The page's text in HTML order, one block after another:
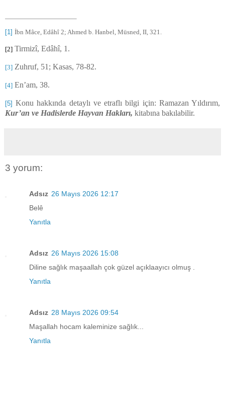
[1] İbn Mâce, Edâhî 2; Ahmed b. Hanbel, Müsned, II, 321.
[2] Tirmizî, Edâhî, 1.
[3] Zuhruf, 51; Kasas, 78-82.
[4] En’am, 38.
[5] Konu hakkında detaylı ve etraflı bilgi için: Ramazan Yıldırım,
Kur’an ve Hadislerde Hayvan Hakları, kitabına bakılabilir.
3 yorum:
Adsız 26 Mayıs 2026 12:17
Belê
Yanıtla
Adsız 26 Mayıs 2026 15:08
Diline sağlık maşaallah çok güzel açıklaayıcı olmuş .
Yanıtla
Adsız 28 Mayıs 2026 09:54
Maşallah hocam kaleminize sağlık...
Yanıtla